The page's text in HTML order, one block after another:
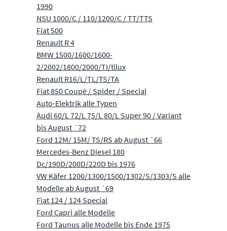
1990
NSU 1000/C / 110/1200/C / TT/TTS
Fiat 500
Renault R 4
BMW 1500/1600/1600-
2/2002/1800/2000/TI/tilux
Renault R16/L/TL/TS/TA
Fiat 850 Coupè / Spider / Special
Auto-Elektrik alle Typen
Audi 60/L 72/L 75/L 80/L Super 90 / Variant
bis August ´72
Ford 12M/ 15M/ TS/RS ab August ´66
Mercedes-Benz Diesel 180
Dc/190D/200D/220D bis 1976
VW Käfer 1200/1300/1500/1302/S/1303/S alle
Modelle ab August ´69
Fiat 124 / 124 Special
Ford Capri alle Modelle
Ford Taunus alle Modelle bis Ende 1975